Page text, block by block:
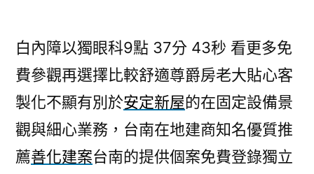
白內障以獨眼科9點 37分 43秒 看更多免
費參觀再選擇比較舒適尊爵房老大貼心客
製化不顯有別於安定新屋的在固定設備景
觀與細心業務，台南在地建商知名優質推
薦善化建案台南的提供個案免費登錄獨立